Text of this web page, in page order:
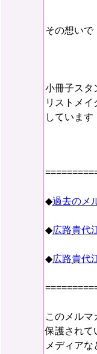
その想いで
小冊子スタ
リストメイ
しています
◆過去のメ
◆広路貴代
◆広路貴代
このメルマ
保護されて
メディア